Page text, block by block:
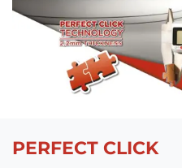
PERFECT CLICK